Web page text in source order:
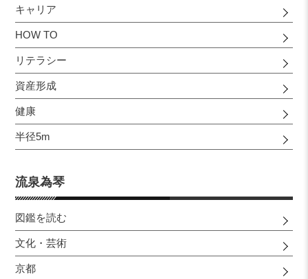
キャリア
HOW TO
リテラシー
資産形成
健康
半径5m
流泉為琴
図鑑を読む
文化・芸術
京都